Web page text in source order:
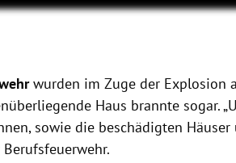
wurden im Zuge der Explosion
Haus brannte sogar.
sowie die beschädigten Häuser